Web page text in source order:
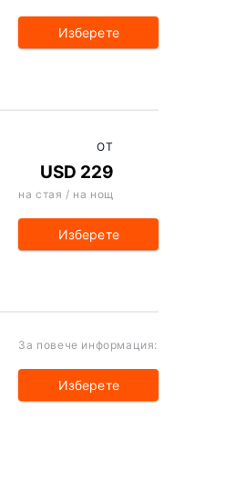
Изберете
ОТ
USD 229
на стая / на нощ
Изберете
За повече информация:
Изберете